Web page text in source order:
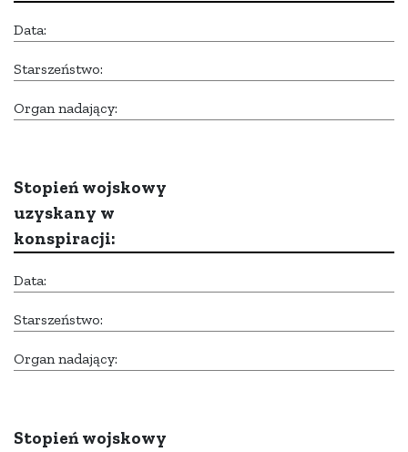
Data:
Starszeństwo:
Organ nadający:
Stopień wojskowy
uzyskany w
konspiracji:
Data:
Starszeństwo:
Organ nadający:
Stopień wojskowy